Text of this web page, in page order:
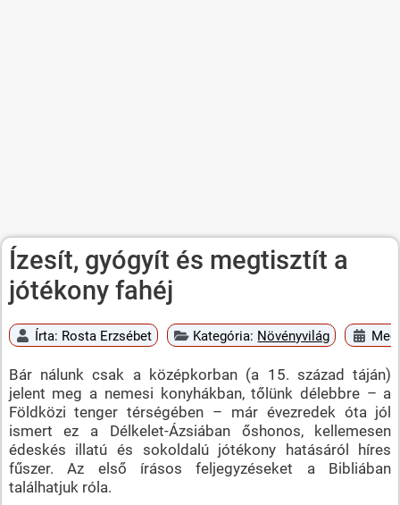
Ízesít, gyógyít és megtisztít a
jótékony fahéj
Írta: Rosta Erzsébet Kategória: Növényvilág
Bár nálunk csak a középkorban (a 15. század táján)
jelent meg a nemesi konyhákban, tőlünk délebbre – a
Földközi tenger térségében – már évezredek óta jól
ismert ez a Délkelet-Ázsiában őshonos, kellemesen
édeskés illatú és sokoldalú jótékony hatásáról híres
fűszer. Az első írásos feljegyzéseket a Bibliában
találhatjuk róla.